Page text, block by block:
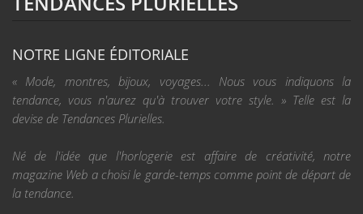
NOTRE LIGNE ÉDITORIALE
« Mode, montres, bijoux, voyages... Nous vous indiquons la
tendance, vous n'aurez qu'à trouver votre style. » Telle est la
devise de Tendances Plurielles.
Né de l'idée que l'horlogerie est affaire de créativité, notre
magazine Web a choisi le garde-temps comme point de départ de
la tendance.